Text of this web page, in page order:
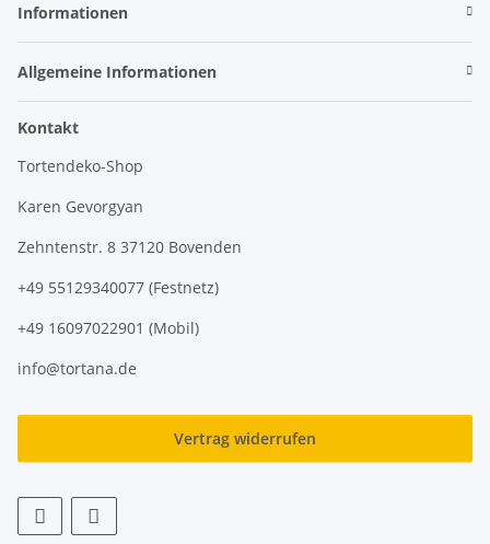
Informationen
Allgemeine Informationen
Kontakt
Tortendeko-Shop
Karen Gevorgyan
Zehntenstr. 8 37120 Bovenden
+49 55129340077 (Festnetz)
+49 16097022901 (Mobil)
info@tortana.de
Vertrag widerrufen